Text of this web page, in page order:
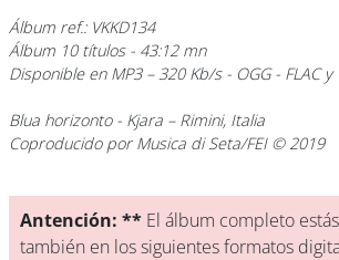
Álbum ref.: VKKD134
Álbum 10 títulos - 43:12 mn
Disponible en MP3 – 320 Kb/s - OGG - FLAC y
Blua horizonto- Kjara – Rimini, Italia
Coproducido por Musica di Seta/FEI © 2019
Antención: ** El álbum completo
también en los siguientes formatos